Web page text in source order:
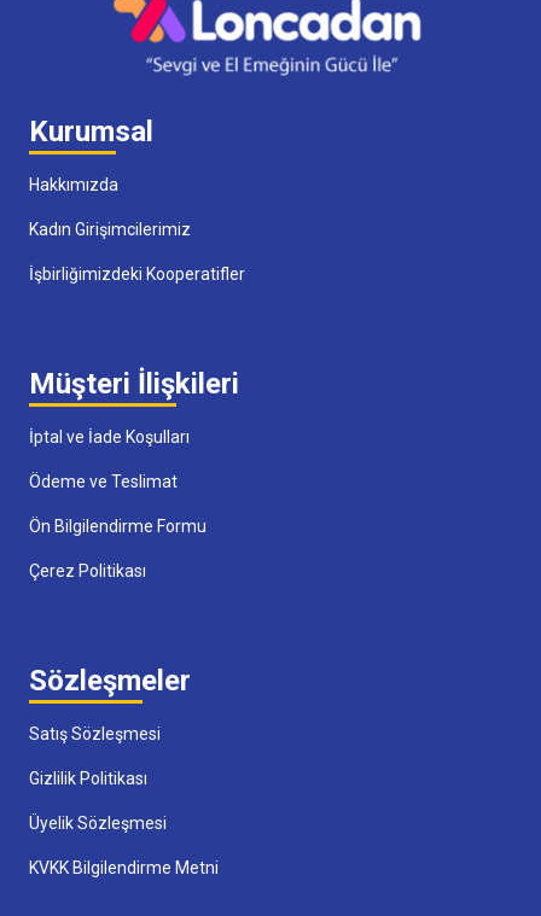
Kurumsal
Hakkımızda
Kadın Girişimcilerimiz
İşbirliğimizdeki Kooperatifler
Müşteri İlişkileri
İptal ve İade Koşulları
Ödeme ve Teslimat
Ön Bilgilendirme Formu
Çerez Politikası
Sözleşmeler
Satış Sözleşmesi
Gizlilik Politikası
Üyelik Sözleşmesi
KVKK Bilgilendirme Metni